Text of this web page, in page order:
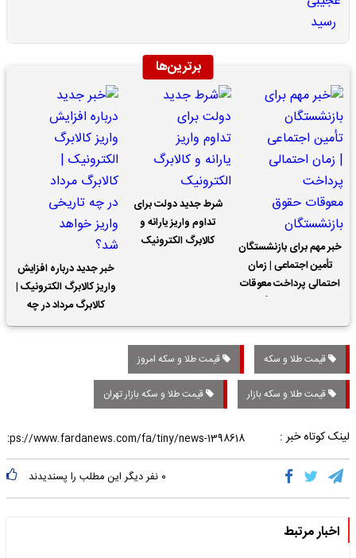
برترین‌ها
خبر مهم برای بازنشستگان
تأمین اجتماعی | زمان
احتمالی پرداخت معوقات
شرط جدید دولت برای
تداوم واریز یارانه و
کالابرگ الکترونیک
خبر جدید درباره افزایش
واریز کالابرگ الکترونیک |
کالابرگ مرداد در چه
تاریخی واریز خواهد شد؟
قیمت طلا و سکه قیمت طلا و سکه امروز
قیمت طلا و سکه بازار قیمت طلا و سکه بازار تهران
لینک کوتاه خبر :
۰ نفر دیگر این مطلب را پسندیدند
اخبار مرتبط